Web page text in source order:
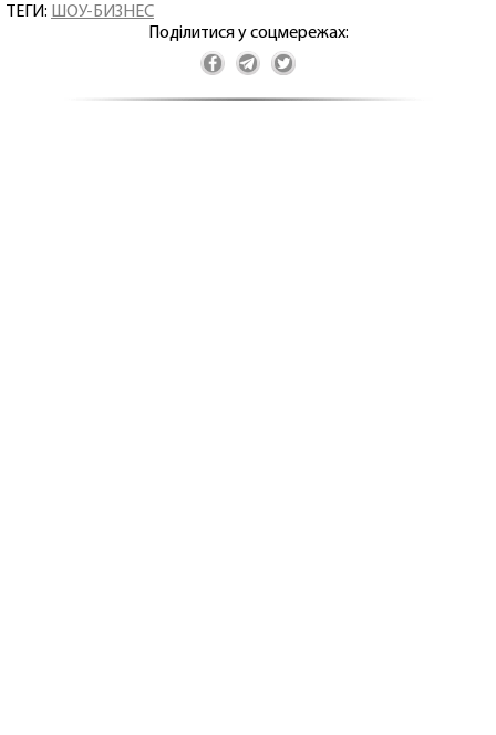
ТЕГИ: ШОУ-БИЗНЕС
Поділитися у соцмережах: